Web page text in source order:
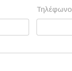
Τηλέφωνο